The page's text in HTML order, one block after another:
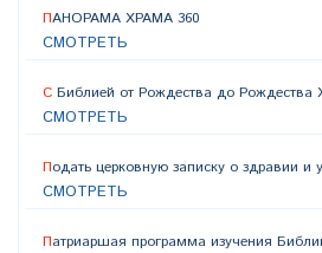
ПАНОРАМА ХРАМА 360
СМОТРЕТЬ
С Библией от Рождества до Рождества
СМОТРЕТЬ
Подать церковную записку о здравии и
СМОТРЕТЬ
Патриаршая программа изучения